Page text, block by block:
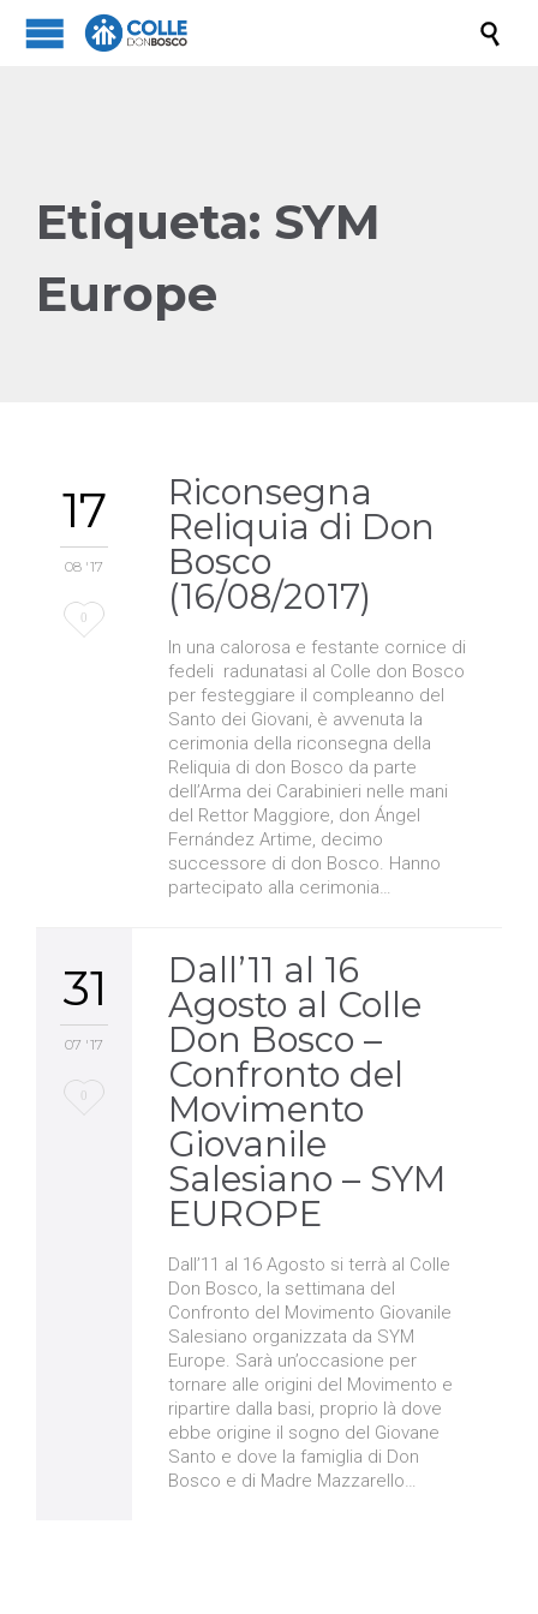

Etiqueta: SYM
Europe
17
08 '17
Love
0
Riconsegna
Reliquia di Don
Bosco
(16/08/2017)
In una calorosa e festante cornice di
fedeli radunatasi al Colle don Bosco
per festeggiare il compleanno del
Santo dei Giovani, è avvenuta la
cerimonia della riconsegna della
Reliquia di don Bosco da parte
dell’Arma dei Carabinieri nelle mani
del Rettor Maggiore, don Ángel
Fernández Artime, decimo
successore di don Bosco. Hanno
partecipato alla cerimonia…
31
07 '17
Love
0
Dall’11 al 16
Agosto al Colle
Don Bosco –
Confronto del
Movimento
Giovanile
Salesiano – SYM
EUROPE
Dall’11 al 16 Agosto si terrà al Colle
Don Bosco, la settimana del
Confronto del Movimento Giovanile
Salesiano organizzata da SYM
Europe. Sarà un’occasione per
tornare alle origini del Movimento e
ripartire dalla basi, proprio là dove
ebbe origine il sogno del Giovane
Santo e dove la famiglia di Don
Bosco e di Madre Mazzarello…